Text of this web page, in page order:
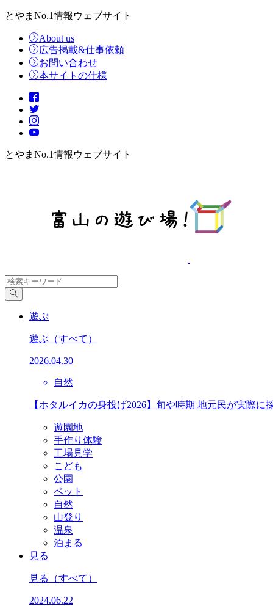
とやまNo.1情報ウェブサイト
About us
広告掲載&仕事依頼
お問い合わせ
本サイトの仕様
とやまNo.1情報ウェブサイト
遊ぶ
遊ぶ （すべて）
2026.04.30
自然
【ホタルイカの身投げ2026】旬や時期 地元民が実際に
遊園地
手作り体験
工場見学
こども
公園
ペット
自然
山登り
温泉
泊まる
見る
見る （すべて）
2024.06.22